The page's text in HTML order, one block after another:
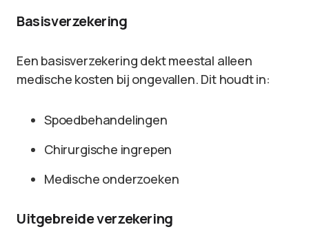
Basisverzekering
Een basisverzekering dekt meestal alleen
medische kosten bij ongevallen. Dit houdt in:
Spoedbehandelingen
Chirurgische ingrepen
Medische onderzoeken
Uitgebreide verzekering